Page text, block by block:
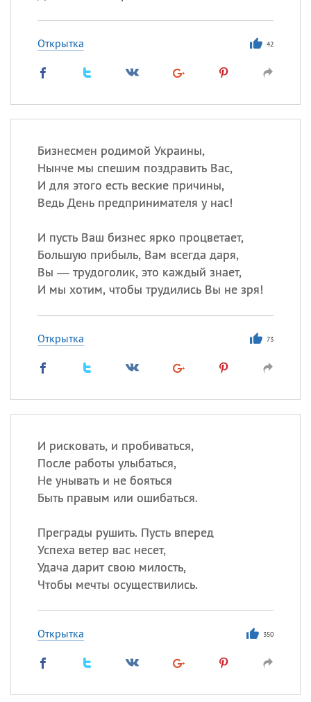
Открытка 42
Бизнесмен родимой Украины,
Нынче мы спешим поздравить Вас,
И для этого есть веские причины,
Ведь День предпринимателя у нас!
И пусть Ваш бизнес ярко процветает,
Большую прибыль, Вам всегда даря,
Вы — трудоголик, это каждый знает,
И мы хотим, чтобы трудились Вы не зря!
Открытка 73
И рисковать, и пробиваться,
После работы улыбаться,
Не унывать и не бояться
Быть правым или ошибаться.
Преграды рушить. Пусть вперед
Успеха ветер вас несет,
Удача дарит свою милость,
Чтобы мечты осуществились.
Открытка 350